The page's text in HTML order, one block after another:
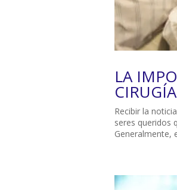
LA
Recibir la
seres queridos
Generalmente,